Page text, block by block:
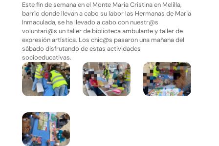
Este fin de semana en el Monte Maria Cristina en Melilla,
barrio donde llevan a cabo su labor las Hermanas de Maria
Inmaculada, se ha llevado a cabo con nuestr@s
voluntari@s un taller de biblioteca ambulante y taller de
expresión artística. Los chic@s pasaron una mañana del
sábado disfrutando de estas actividades
socioeducativas.